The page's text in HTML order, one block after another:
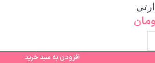
افزودن به سبد خرید